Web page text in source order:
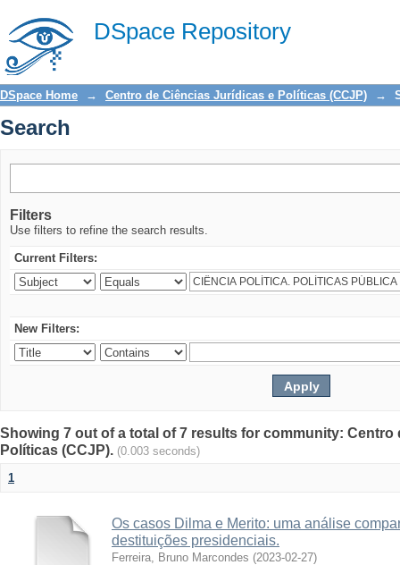
DSpace Repository
Search
DSpace Home → Centro de Ciências Jurídicas e Políticas (CCJP) →
Search
Filters
Use filters to refine the search results.
Current Filters:
New Filters:
Showing 7 out of a total of 7 results for community: Centro
Políticas (CCJP). (0.003 seconds)
1
Os casos Dilma e Merito: uma análise
destituições presidenciais.
Ferreira, Bruno Marcondes (2023-02-27)